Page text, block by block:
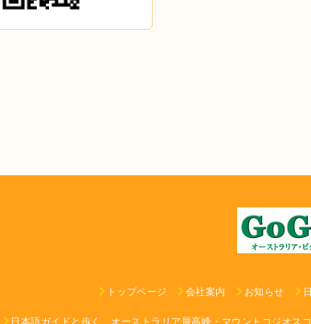
トップページ 会社案内 お知らせ
日本語ガイドと歩く、オーストラリア最高峰・マウントコジオス